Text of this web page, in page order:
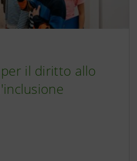
il diritto allo